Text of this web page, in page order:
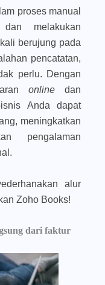
proses manual
melakukan
berujung pada
pencatatan,
perlu. Dengan
online dan
Anda dapat
meningkatkan
pengalaman
alur
Zoho Books!
dari faktur